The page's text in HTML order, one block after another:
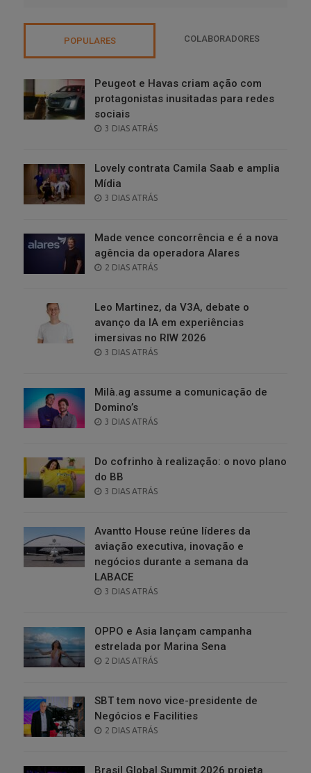
POPULARES COLABORADORES
Peugeot e Havas criam ação com
protagonistas inusitadas para redes
sociais
POSTED
3 DIAS ATRÁS
Lovely contrata Camila Saab e amplia
Mídia
POSTED
3 DIAS ATRÁS
Made vence concorrência e é a nova
agência da operadora Alares
POSTED
2 DIAS ATRÁS
Leo Martinez, da V3A, debate o
avanço da IA em experiências
imersivas no RIW 2026
POSTED
3 DIAS ATRÁS
Milà.ag assume a comunicação de
Domino’s
POSTED
3 DIAS ATRÁS
Do cofrinho à realização: o novo plano
do BB
POSTED
3 DIAS ATRÁS
Avantto House reúne líderes da
aviação executiva, inovação e
negócios durante a semana da
LABACE
POSTED
3 DIAS ATRÁS
OPPO e Asia lançam campanha
estrelada por Marina Sena
POSTED
2 DIAS ATRÁS
SBT tem novo vice-presidente de
Negócios e Facilities
POSTED
2 DIAS ATRÁS
Brasil Global Summit 2026 projeta